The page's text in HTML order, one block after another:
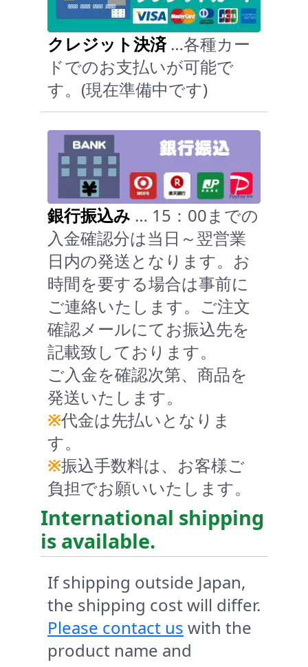
クレジット決済…各種カー
ドでのお支払いが可能で
す。(現在準備中です)
銀行振込み … 15：00までの
入金確認分は当日～翌営業
日内の発送となります。お
時間を要する場合は事前に
ご連絡いたします。ご注文
確認メールにてお振込先を
記載致しております。
ご入金を確認次第、商品を
発送いたします。
※代金は先払いとなりま
す。
※振込手数料は、お客様ご
負担でお願いいたします。
International shipping
is available.
If shipping outside Japan,
the shipping cost will differ.
Please contact us with the
product name and